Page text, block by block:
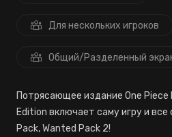
Для нескольких игроков
Общий/Разделенный
Потрясающее издание One Piece
Edition включает саму игру и
Pack, Wanted Pack 2!